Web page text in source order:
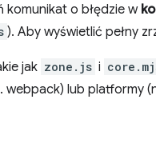
komunikat o błędzie w
). Aby wyświetlić pełny
jak zone.js i
lub platformy